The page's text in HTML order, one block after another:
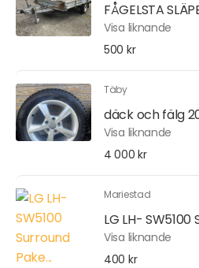
FÅGELSTA
Visa liknande
500 kr
Täby
däck och fälg
Visa liknande
4 000 kr
Mariestad
LG LH- SW5100
Visa liknande
400 kr